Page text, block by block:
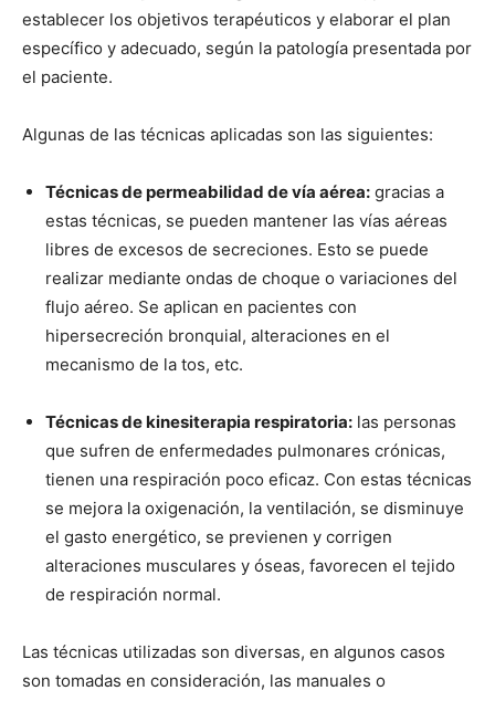
establecer los objetivos terapéuticos y elaborar el plan
específico y adecuado, según la patología presentada por
el paciente.
Algunas de las técnicas aplicadas son las siguientes:
Técnicas de permeabilidad de vía aérea: gracias a
estas técnicas, se pueden mantener las vías aéreas
libres de excesos de secreciones. Esto se puede
realizar mediante ondas de choque o variaciones del
flujo aéreo. Se aplican en pacientes con
hipersecreción bronquial, alteraciones en el
mecanismo de la tos, etc.
Técnicas de kinesiterapia respiratoria: las personas
que sufren de enfermedades pulmonares crónicas,
tienen una respiración poco eficaz. Con estas técnicas
se mejora la oxigenación, la ventilación, se disminuye
el gasto energético, se previenen y corrigen
alteraciones musculares y óseas, favorecen el tejido
de respiración normal.
Las técnicas utilizadas son diversas, en algunos casos
son tomadas en consideración, las manuales o